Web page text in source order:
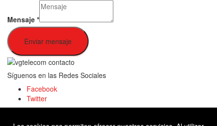
Mensaje *
Enviar mensaje
Síguenos en las Redes Sociales
Facebook
Twitter